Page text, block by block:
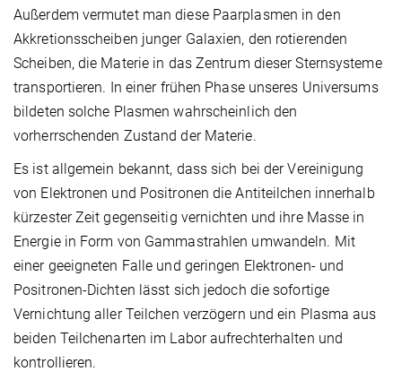
Außerdem vermutet man diese Paarplasmen in den
Akkretionsscheiben junger Galaxien, den rotierenden
Scheiben, die Materie in das Zentrum dieser Sternsysteme
transportieren. In einer frühen Phase unseres Universums
bildeten solche Plasmen wahrscheinlich den
vorherrschenden Zustand der Materie.
Es ist allgemein bekannt, dass sich bei der Vereinigung
von Elektronen und Positronen die Antiteilchen innerhalb
kürzester Zeit gegenseitig vernichten und ihre Masse in
Energie in Form von Gammastrahlen umwandeln. Mit
einer geeigneten Falle und geringen Elektronen- und
Positronen-Dichten lässt sich jedoch die sofortige
Vernichtung aller Teilchen verzögern und ein Plasma aus
beiden Teilchenarten im Labor aufrechterhalten und
kontrollieren.